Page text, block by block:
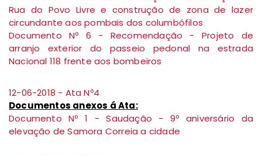
Rua do Povo Livre e construção de zona de lazer
circundante aos pombais dos columbófilos
Documento Nº 6 - Recomendação - Projeto de
arranjo exterior do passeio pedonal na estrada
Nacional 118 frente aos bombeiros
12-06-2018 - Ata Nº4
Documentos anexos á Ata:
Documento Nº 1 - Saudação - 9º aniversário da
elevação de Samora Correia a cidade